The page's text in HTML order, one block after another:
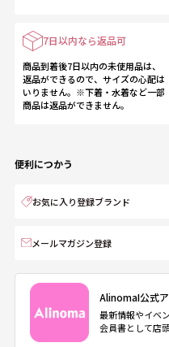
7日以内なら返品可
商品到着後7日以内の未使用品は、
返品ができるので、サイズの心配は
いりません。※下着・水着など一部
商品は返品ができません。
便利につかう
お気に入り登録ブランド
メールマガジン登録
AlinomaI公式
最新情報やイベ
会員書として店